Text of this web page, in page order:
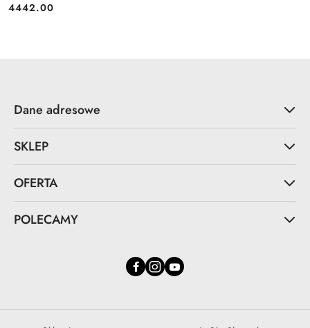
Cena:
4442.00
Dane adresowe
SKLEP
OFERTA
POLECAMY